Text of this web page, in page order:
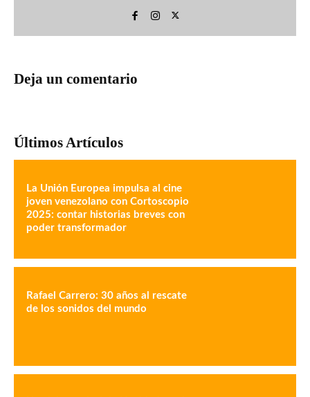
Deja un comentario
Últimos Artículos
La Unión Europea impulsa al cine
joven venezolano con Cortoscopio
2025: contar historias breves con
poder transformador
Rafael Carrero: 30 años al rescate
de los sonidos del mundo